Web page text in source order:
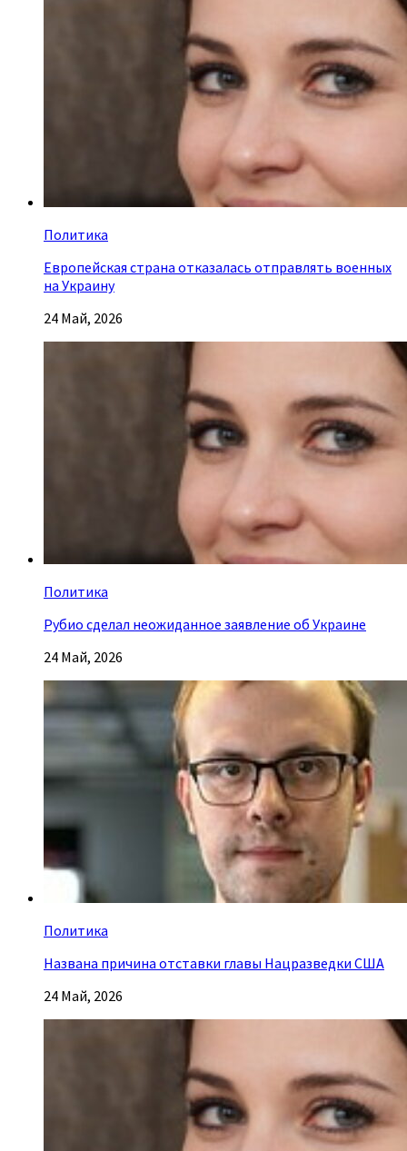
Политика
Европейская страна отказалась отправлять военных
на Украину
24 Май, 2026
Политика
Рубио сделал неожиданное заявление об Украине
24 Май, 2026
Политика
Названа причина отставки главы Нацразведки США
24 Май, 2026